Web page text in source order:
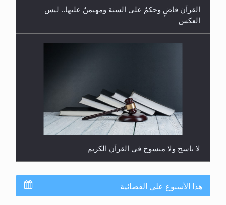
القرآن قاضٍ وحكمٌ على السنة ومهيمنٌ عليها.. ليس
العكس
لا ناسخ ولا منسوخ في القرآن الكريم
هذا الأسبوع على الفضائية